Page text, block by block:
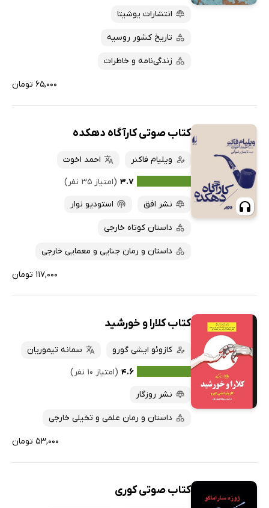
انتشارات یوشیتا
تاریخ کشور روسیه
زندگی‌نامه و خاطرات
۶۵,۰۰۰ تومان
کتاب صوتی کارآگاه دهکده
ویلیام فاکنر
احمد اخوت
۳.۷ (امتیاز ۳۵ نفر)
نشر افق
استودیو نوار
داستان کوتاه خارجی
داستان و رمان جنایی و معمایی خارجی
۱۱۷,۰۰۰ تومان
کتاب کلارا و خورشید
کازوئو ایشی گورو
سمانه تیموریان
۴.۶ (امتیاز ۱۰ نفر)
نشر روزگار
داستان و رمان علمی و تخیلی خارجی
۵۳,۰۰۰ تومان
کتاب صوتی کوری